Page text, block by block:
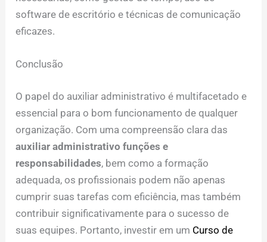
software de escritório e técnicas de comunicação
eficazes.
Conclusão
O papel do auxiliar administrativo é multifacetado e
essencial para o bom funcionamento de qualquer
organização. Com uma compreensão clara das
auxiliar administrativo funções e
responsabilidades, bem como a formação
adequada, os profissionais podem não apenas
cumprir suas tarefas com eficiência, mas também
contribuir significativamente para o sucesso de
suas equipes. Portanto, investir em um Curso de